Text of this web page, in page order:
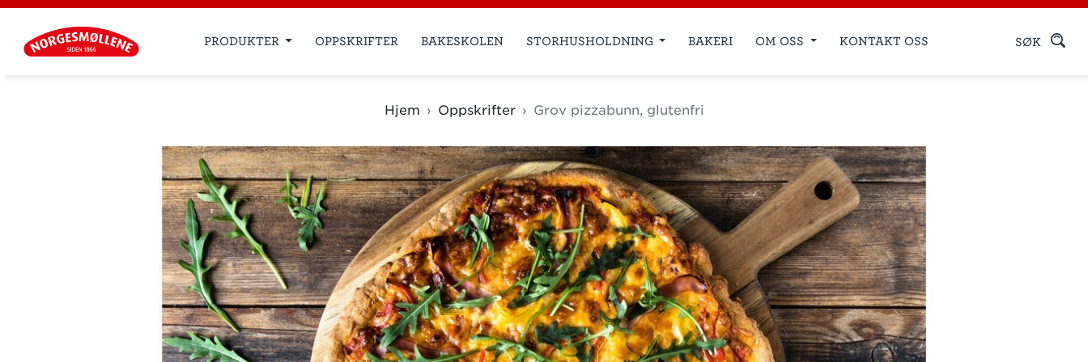
PRODUKTER OPPSKRIFTER BAKESKOLEN STORHUSHOLDNING BAKERI OM OSS KONTAKT OSS SØK
Hjem Oppskrifter Grov pizzabunn, glutenfri